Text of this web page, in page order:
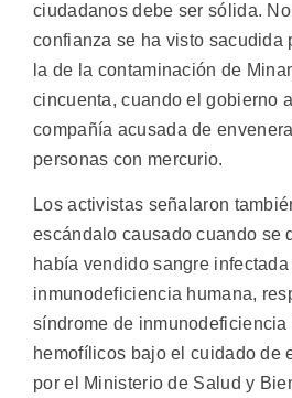
ciudadanos debe ser sólida.
confianza se ha visto sacudida
la de la contaminación de
cincuenta, cuando el gobierno
compañía acusada de
personas con mercurio.
Los activistas señalaron
escándalo causado cuando se
había vendido sangre
inmunodeficiencia humana,
síndrome de inmunodeficiencia
hemofílicos bajo el cuidado de
por el Ministerio de Salud y